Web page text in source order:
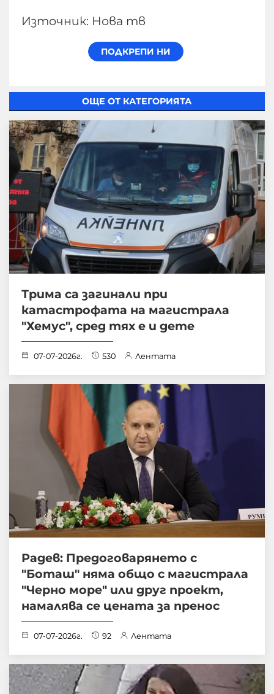
Източник: Нова тв
ОЩЕ ОТ КАТЕГОРИЯТА
Трима са загинали при
катастрофата на магистрала
"Хемус", сред тях е и дете
07-07-2026г. 530 Лентата
Радев: Предоговарянето с
"Боташ" няма общо с магистрала
"Черно море" или друг проект,
намалява се цената за пренос
07-07-2026г. 92 Лентата